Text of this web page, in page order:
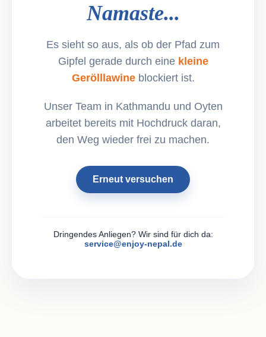
Namaste...
Es sieht so aus, als ob der Pfad zum
Gipfel gerade durch eine kleine
Gerölllawineblockiert ist.
Unser Team in Kathmandu und Oyten
arbeitet bereits mit Hochdruck daran,
den Weg wieder frei zu machen.
Erneut versuchen
Dringendes Anliegen? Wir sind für dich da:
service@enjoy-nepal.de